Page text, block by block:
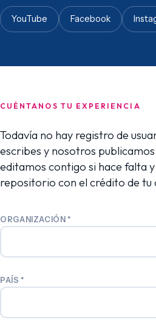
YouTube Facebook
CUÉNTANOS TU EXPERIENCIA
Todavía no hay registro de
escribes y nosotros
editamos contigo si hace falta
repositorio con el crédito de tu
ORGANIZACIÓN*
PAÍS*